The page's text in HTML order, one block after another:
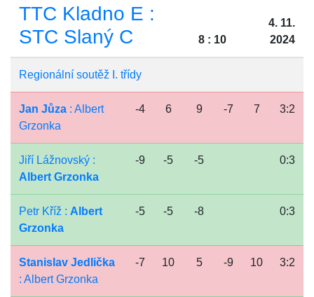
TTC Kladno E :
STC Slaný C
8 : 10
4. 11.
2024
Regionální soutěž I. třídy
Jan Jůza : Albert
Grzonka
-4 6 9 -7 7 3:2
Jiří Lážnovský :
Albert Grzonka
-9 -5 -5 0:3
Petr Kříž : Albert
Grzonka
-5 -5 -8 0:3
Stanislav Jedlička
: Albert Grzonka
-7 10 5 -9 10 3:2